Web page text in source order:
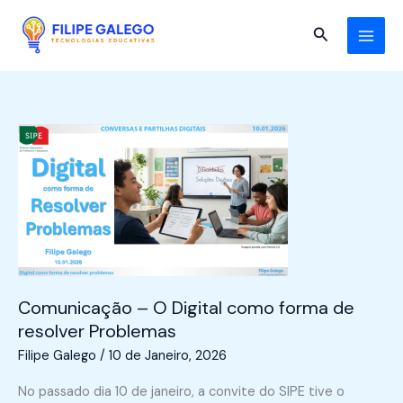
content
Search
Comunicação – O Digital como forma de
resolver Problemas
Filipe Galego / 10 de Janeiro, 2026
No passado dia 10 de janeiro, a convite do SIPE tive o